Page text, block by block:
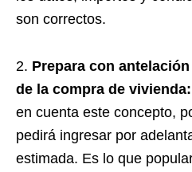
son correctos.
2. Prepara con
de la compra de vivienda:
en cuenta este concepto,
pedirá ingresar por
estimada. Es lo que